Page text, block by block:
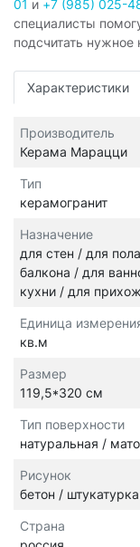
01 и +7 (985) 025-
специалисты
подсчитать нужное
Характеристики
Производитель
Керама Марацци
Тип
керамогранит
Назначение
для стен / для
балкона / для
кухни / для
Единица
кв.м
Размер
119,5*320 см
Тип поверхности
натуральная /
Рисунок
бетон / штукатурка
Страна